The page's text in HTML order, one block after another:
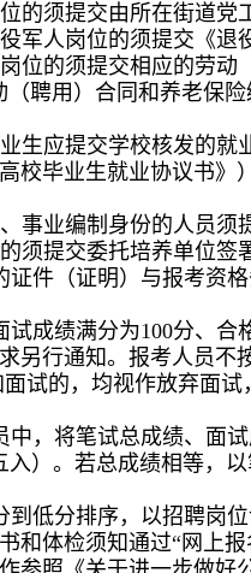
的须提交由所在街道
军人岗位的须提交《
位的须提交相应的劳
聘用）合同和养老保
业生应提交学校核发的
校毕业生就业协议书
事业编制身份的人员
须提交委托培养单位签
件（证明）与报考资
成绩满分为100分、合
另行通知。报考人员
试的，均视作放弃面试
，将笔试总成绩、面
）。若总成绩相等，
低分排序，以招聘岗
和体检须知通过“网上